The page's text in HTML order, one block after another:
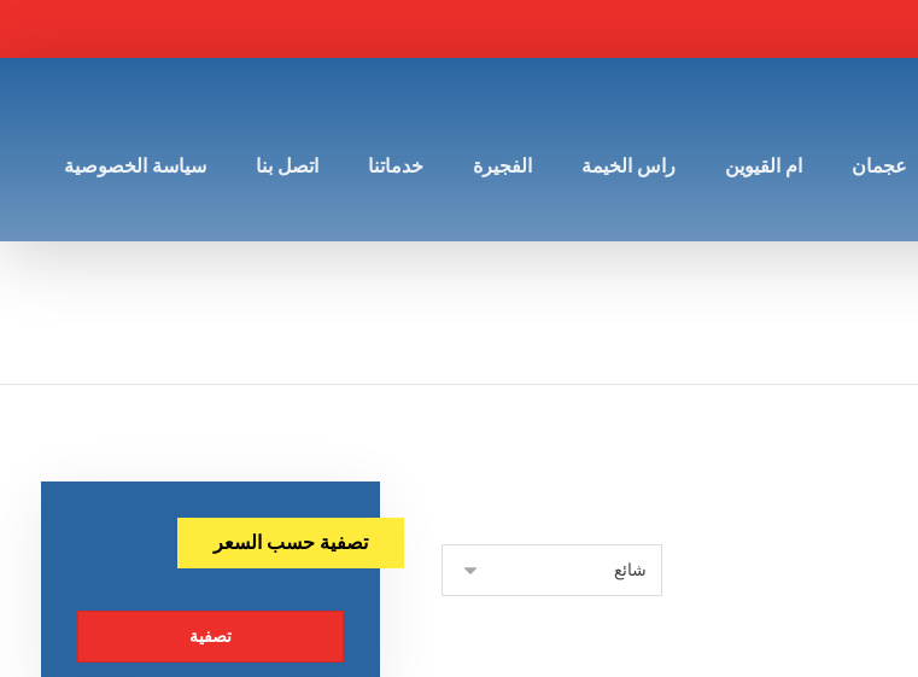
عجمان ام القيوين راس الخيمة الفجيرة خدماتنا اتصل بنا سياسة الخصوصية
تصفية حسب السعر
تصفية